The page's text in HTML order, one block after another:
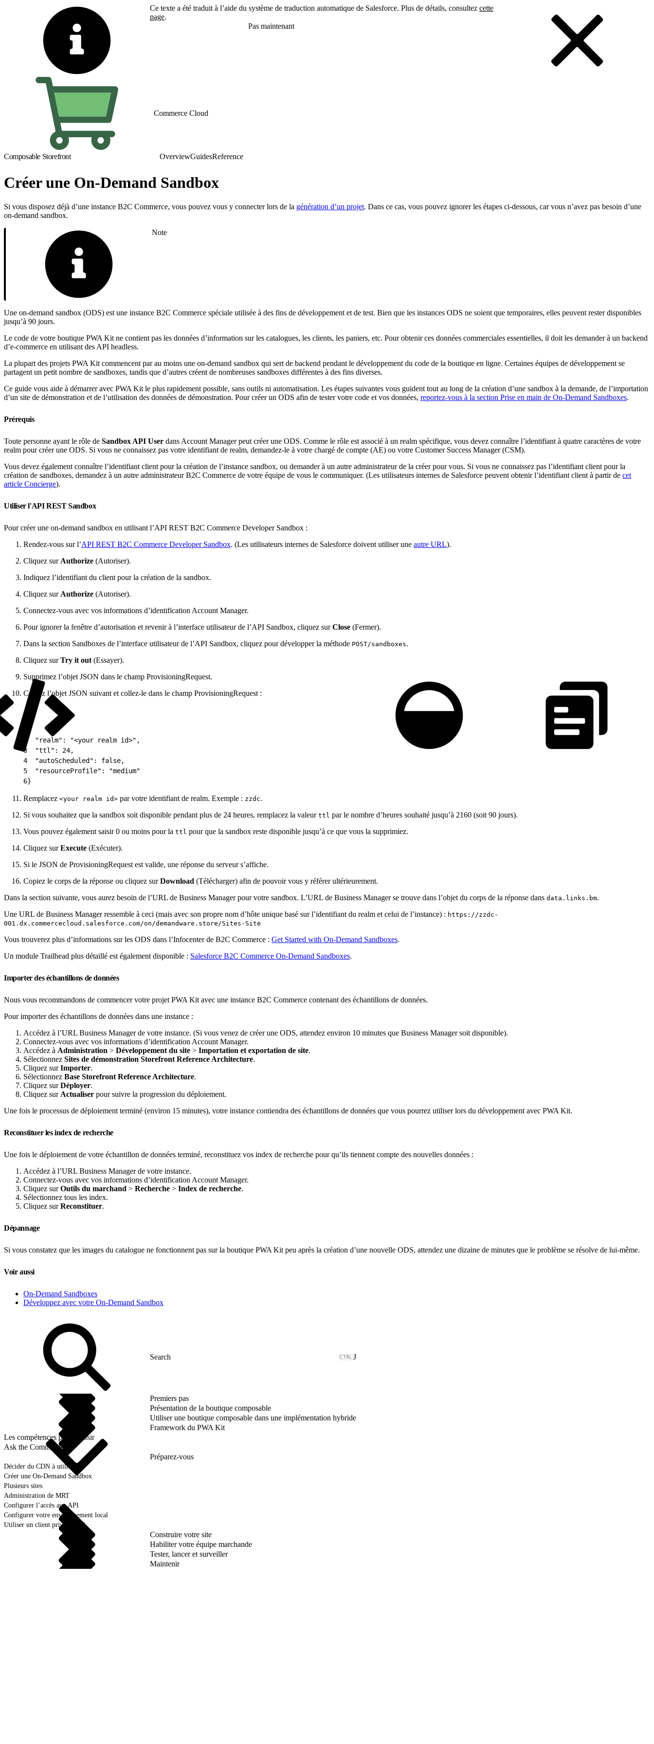
Ce texte a été traduit à l’aide du système de traduction automatique de Salesforce. Plus de détails, consultez cette
page.
Pas maintenant
Commerce Cloud
Composable Storefront OverviewGuidesReference
Créer une On-Demand Sandbox
Si vous disposez déjà d’une instance B2C Commerce, vous pouvez vous y connecter lors de la génération d’un projet. Dans ce cas, vous pouvez ignorer les étapes ci-dessous, car vous n’avez pas besoin d’une
on-demand sandbox.
Note
Une on-demand sandbox (ODS) est une instance B2C Commerce spéciale utilisée à des fins de développement et de test. Bien que les instances ODS ne soient que temporaires, elles peuvent rester disponibles
jusqu’à 90 jours.
Le code de votre boutique PWA Kit ne contient pas les données d’information sur les catalogues, les clients, les paniers, etc. Pour obtenir ces données commerciales essentielles, il doit les demander à un backend
d’e-commerce en utilisant des API headless.
La plupart des projets PWA Kit commencent par au moins une on-demand sandbox qui sert de backend pendant le développement du code de la boutique en ligne. Certaines équipes de développement se
partagent un petit nombre de sandboxes, tandis que d’autres créent de nombreuses sandboxes différentes à des fins diverses.
Ce guide vous aide à démarrer avec PWA Kit le plus rapidement possible, sans outils ni automatisation. Les étapes suivantes vous guident tout au long de la création d’une sandbox à la demande, de l’importation
d’un site de démonstration et de l’utilisation des données de démonstration. Pour créer un ODS afin de tester votre code et vos données, reportez-vous à la section Prise en main de On-Demand Sandboxes.
Prérequis
Toute personne ayant le rôle de Sandbox API User dans Account Manager peut créer une ODS. Comme le rôle est associé à un realm spécifique, vous devez connaître l’identifiant à quatre caractères de votre
realm pour créer une ODS. Si vous ne connaissez pas votre identifiant de realm, demandez-le à votre chargé de compte (AE) ou votre Customer Success Manager (CSM).
Vous devez également connaître l’identifiant client pour la création de l’instance sandbox, ou demander à un autre administrateur de la créer pour vous. Si vous ne connaissez pas l’identifiant client pour la
création de sandboxes, demandez à un autre administrateur B2C Commerce de votre équipe de vous le communiquer. (Les utilisateurs internes de Salesforce peuvent obtenir l’identifiant client à partir de cet
article Concierge).
Utiliser l'API REST Sandbox
Pour créer une on-demand sandbox en utilisant l’API REST B2C Commerce Developer Sandbox :
Rendez-vous sur l’API REST B2C Commerce Developer Sandbox. (Les utilisateurs internes de Salesforce doivent utiliser une autre URL).
Cliquez sur Authorize (Autoriser).
Indiquez l’identifiant du client pour la création de la sandbox.
Cliquez sur Authorize (Autoriser).
Connectez-vous avec vos informations d’identification Account Manager.
Pour ignorer la fenêtre d’autorisation et revenir à l’interface utilisateur de l’API Sandbox, cliquez surClose (Fermer).
Dans la section Sandboxes de l’interface utilisateur de l’API Sandbox, cliquez pour développer la méthode POST/sandboxes.
Cliquez surTry it out (Essayer).
Supprimez l’objet JSON dans le champ ProvisioningRequest.
Copiez l’objet JSON suivant et collez-le dans le champ ProvisioningRequest :
{
  "realm": "<your realm id>",
3
  "ttl": 24,
4
  "autoScheduled": false,
5
  "resourceProfile": "medium"
6}
Remplacez <your realm id> par votre identifiant de realm. Exemple : zzdc.
Si vous souhaitez que la sandbox soit disponible pendant plus de 24 heures, remplacez la valeur ttl par le nombre d’heures souhaité jusqu’à 2160 (soit 90 jours).
Vous pouvez également saisir 0 ou moins pour la ttl pour que la sandbox reste disponible jusqu’à ce que vous la supprimiez.
Cliquez surExecute (Exécuter).
Si le JSON de ProvisioningRequest est valide, une réponse du serveur s’affiche.
Copiez le corps de la réponse ou cliquez surDownload (Télécharger) afin de pouvoir vous y référer ultérieurement.
Dans la section suivante, vous aurez besoin de l’URL de Business Manager pour votre sandbox. L’URL de Business Manager se trouve dans l’objet du corps de la réponse dans data.links.bm.
Une URL de Business Manager ressemble à ceci (mais avec son propre nom d’hôte unique basé sur l’identifiant du realm et celui de l’instance) : https://zzdc-
001.dx.commercecloud.salesforce.com/on/demandware.store/Sites-Site
Vous trouverez plus d’informations sur les ODS dans l’Infocenter de B2C Commerce : Get Started with On-Demand Sandboxes.
Un module Trailhead plus détaillé est également disponible : Salesforce B2C Commerce On-Demand Sandboxes.
Importer des échantillons de données
Nous vous recommandons de commencer votre projet PWA Kit avec une instance B2C Commerce contenant des échantillons de données.
Pour importer des échantillons de données dans une instance :
Accédez à l’URL Business Manager de votre instance. (Si vous venez de créer une ODS, attendez environ 10 minutes que Business Manager soit disponible).
Connectez-vous avec vos informations d’identification Account Manager.
Accédez à Administration > Développement du site > Importation et exportation de site.
Sélectionnez Sites de démonstration Storefront Reference Architecture.
Cliquez surImporter.
Sélectionnez Base Storefront Reference Architecture.
Cliquez surDéployer.
Cliquez sur Actualiser pour suivre la progression du déploiement.
Une fois le processus de déploiement terminé (environ 15 minutes), votre instance contiendra des échantillons de données que vous pourrez utiliser lors du développement avec PWA Kit.
Reconstituer les index de recherche
Une fois le déploiement de votre échantillon de données terminé, reconstituez vos index de recherche pour qu’ils tiennent compte des nouvelles données :
Accédez à l’URL Business Manager de votre instance.
Connectez-vous avec vos informations d’identification Account Manager.
Cliquez surOutils du marchand > Recherche > Index de recherche.
Sélectionnez tous les index.
Cliquez surReconstituer.
Dépannage
Si vous constatez que les images du catalogue ne fonctionnent pas sur la boutique PWA Kit peu après la création d’une nouvelle ODS, attendez une dizaine de minutes que le problème se résolve de lui-même.
Voir aussi
On-Demand Sandboxes
Développez avec votre On-Demand Sandbox
J
Premiers pas
Présentation de la boutique composable
Utiliser une boutique composable dans une implémentation hybride
Framework du PWA Kit
Les compétences pour réussir
Ask the Community
Préparez-vous
Décider du CDN à utiliser
Créer une On-Demand Sandbox
Plusieurs sites
Administration de MRT
Configurer l’accès aux API
Configurer votre environnement local
Utiliser un client privé SLAS
Construire votre site
Habiliter votre équipe marchande
Tester, lancer et surveiller
Maintenir